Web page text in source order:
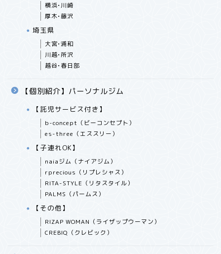
横浜•川崎
厚木•藤沢
埼玉県
大宮•浦和
川越•所沢
越谷•春日部
【個別紹介】パーソナルジム
【託児サービス付き】
b-concept（ビーコンセプト）
es-three（エススリー）
【子連れOK】
naiaジム（ナイアジム）
rprecious（リプレシャス）
RITA-STYLE（リタスタイル）
PALMS（パームス）
【その他】
RIZAP WOMAN（ライザップウーマン）
CREBIQ（クレビック）